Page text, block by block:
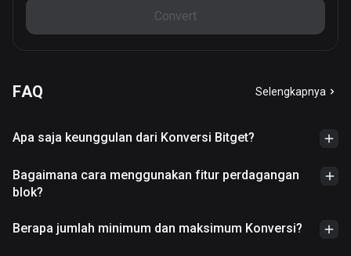
Convert
FAQ Selengkapnya
Apa saja keunggulan dari Konversi Bitget?
Bagaimana cara menggunakan fitur perdagangan
blok?
Berapa jumlah minimum dan maksimum Konversi?